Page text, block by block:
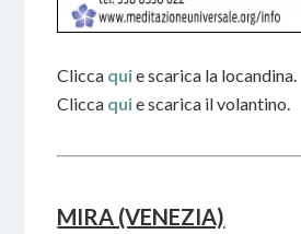
Clicca quie scarica la locandina.
Clicca quie scarica il volantino.
MIRA (VENEZIA)